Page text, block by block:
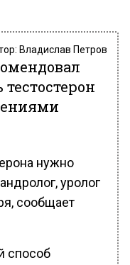
Владислав Петров
нужно
уролог
сообщает
способ